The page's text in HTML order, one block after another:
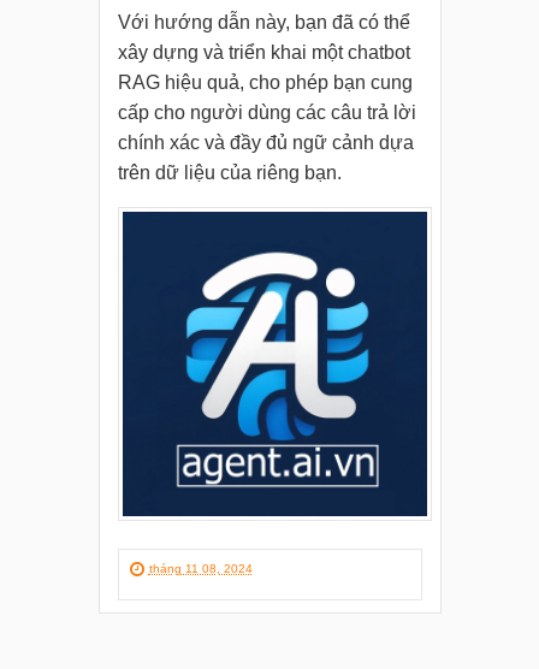
Với hướng dẫn này, bạn đã có thể
xây dựng và triển khai một chatbot
RAG hiệu quả, cho phép bạn cung
cấp cho người dùng các câu trả lời
chính xác và đầy đủ ngữ cảnh dựa
trên dữ liệu của riêng bạn.
tháng 11 08, 2024